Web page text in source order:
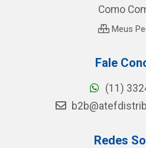
Como
Meus
Fale
(11)
Redes